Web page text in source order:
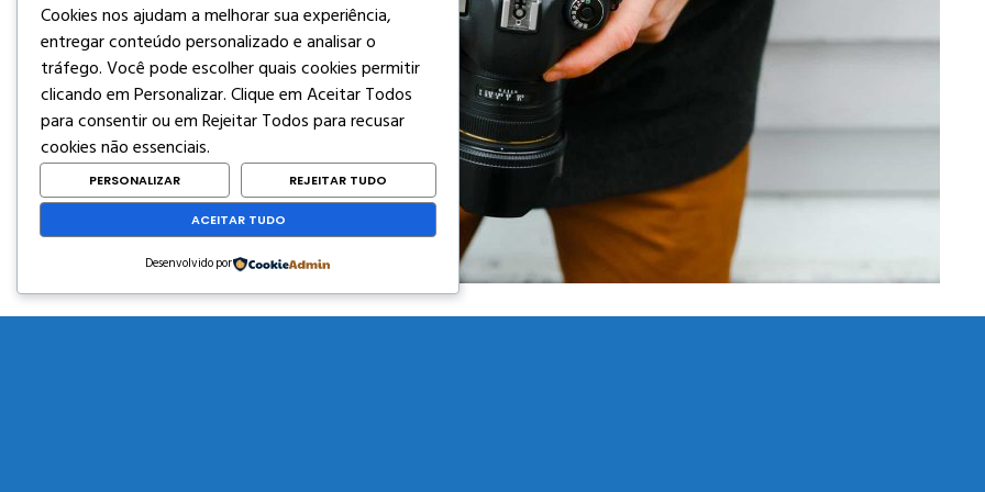
Cookies nos ajudam a melhorar sua experiência,
entregar conteúdo personalizado e analisar o
tráfego. Você pode escolher quais cookies permitir
clicando emPersonalizar. Clique emAceitar Todos
para consentir ou emRejeitar Todospara recusar
cookies não essenciais.
PERSONALIZAR REJEITAR TUDO
ACEITAR TUDO
Desenvolvido por